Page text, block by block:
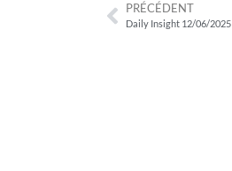
PRÉCÉDENT
Daily Insight 12/06/2025